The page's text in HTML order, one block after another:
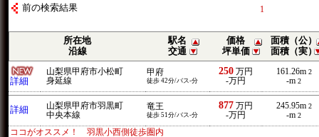
前の検索結果 1
所在地
沿線
駅名
交通
価格
坪単価
面積（公）
面積（実）
詳細
山梨県甲府市小松町
身延線
甲府
徒歩 42分/バス-分
250 万円
-万円
161.26m 2
-m 2
詳細
山梨県甲府市羽黒町
中央本線
竜王
徒歩 51分/バス-分
877 万円
-万円
245.95m 2
-m 2
ココがオススメ！ 羽黒小西側徒歩圏内